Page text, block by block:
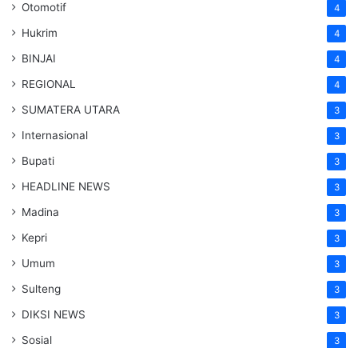
Otomotif 4
Hukrim 4
BINJAI 4
REGIONAL 4
SUMATERA UTARA 3
Internasional 3
Bupati 3
HEADLINE NEWS 3
Madina 3
Kepri 3
Umum 3
Sulteng 3
DIKSI NEWS 3
Sosial 3